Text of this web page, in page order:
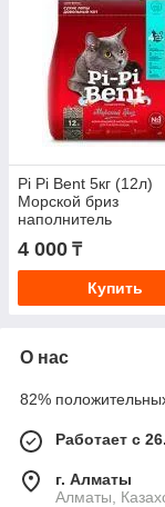
Pi Pi Bent 5кг (12л)
Морской бриз
наполнитель
комкующийся
4 000 ₸
Купить
О нас
82%
Работает с
г. Алматы
Алматы,